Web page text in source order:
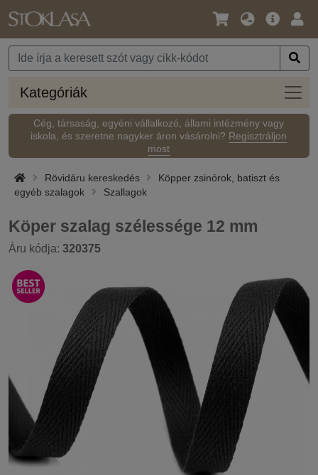
Nyelv
Pénznem
Fő
Kategóriák
Cég, társaság, egyéni vállalkozó, állami intézmény vagy
iskola, és szeretne nagyker áron vásárolni? Regisztráljon
most
Rövidáru kereskedés
Köpper zsinórok, batiszt és
egyéb szalagok
Szallagok
Köper szalag szélessége 12 mm
Áru kódja: 320375